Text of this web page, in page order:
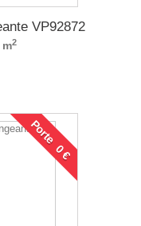
VP92872
2
Porte 0 €